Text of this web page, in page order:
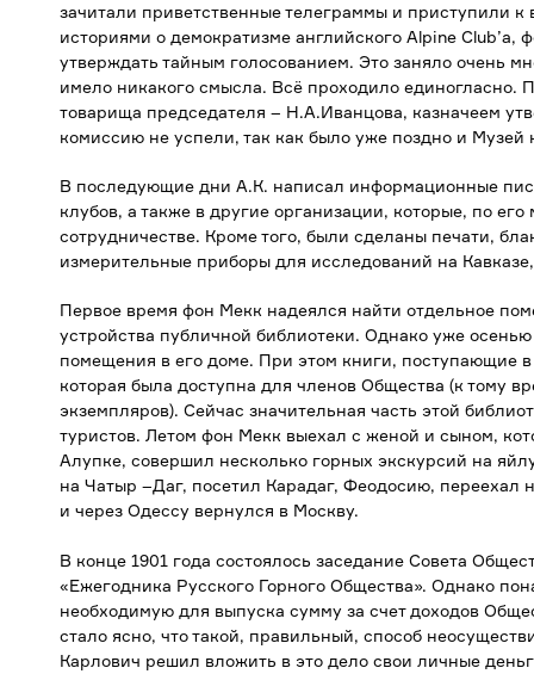
зачитали приветственные телеграммы и приступили
историями о демократизме английского Alpine
утверждать тайным голосованием. Это заняло очень
имело никакого смысла. Всё проходило
товарища председателя – Н.А.Иванцова, казначеем
комиссию не успели, так как было уже поздно и Музей
В последующие дни А.К. написал информационные
клубов, а также в другие организации, которые, по
сотрудничестве. Кроме того, были сделаны печати,
измерительные приборы для исследований на
Первое время фон Мекк надеялся найти отдельное
устройства публичной библиотеки. Однако уже
помещения в его доме. При этом книги, поступающие
которая была доступна для членов Общества (к тому
экземпляров). Сейчас значительная часть этой
туристов. Летом фон Мекк выехал с женой и сыном,
Алупке, совершил несколько горных экскурсий на
на Чатыр –Даг, посетил Карадаг, Феодосию, переехал
и через Одессу вернулся в Москву.
В конце 1901 года состоялось заседание Совета
«Ежегодника Русского Горного Общества». Однако
необходимую для выпуска сумму за счет доходов
стало ясно, что такой, правильный, способ
Карлович решил вложить в это дело свои личные